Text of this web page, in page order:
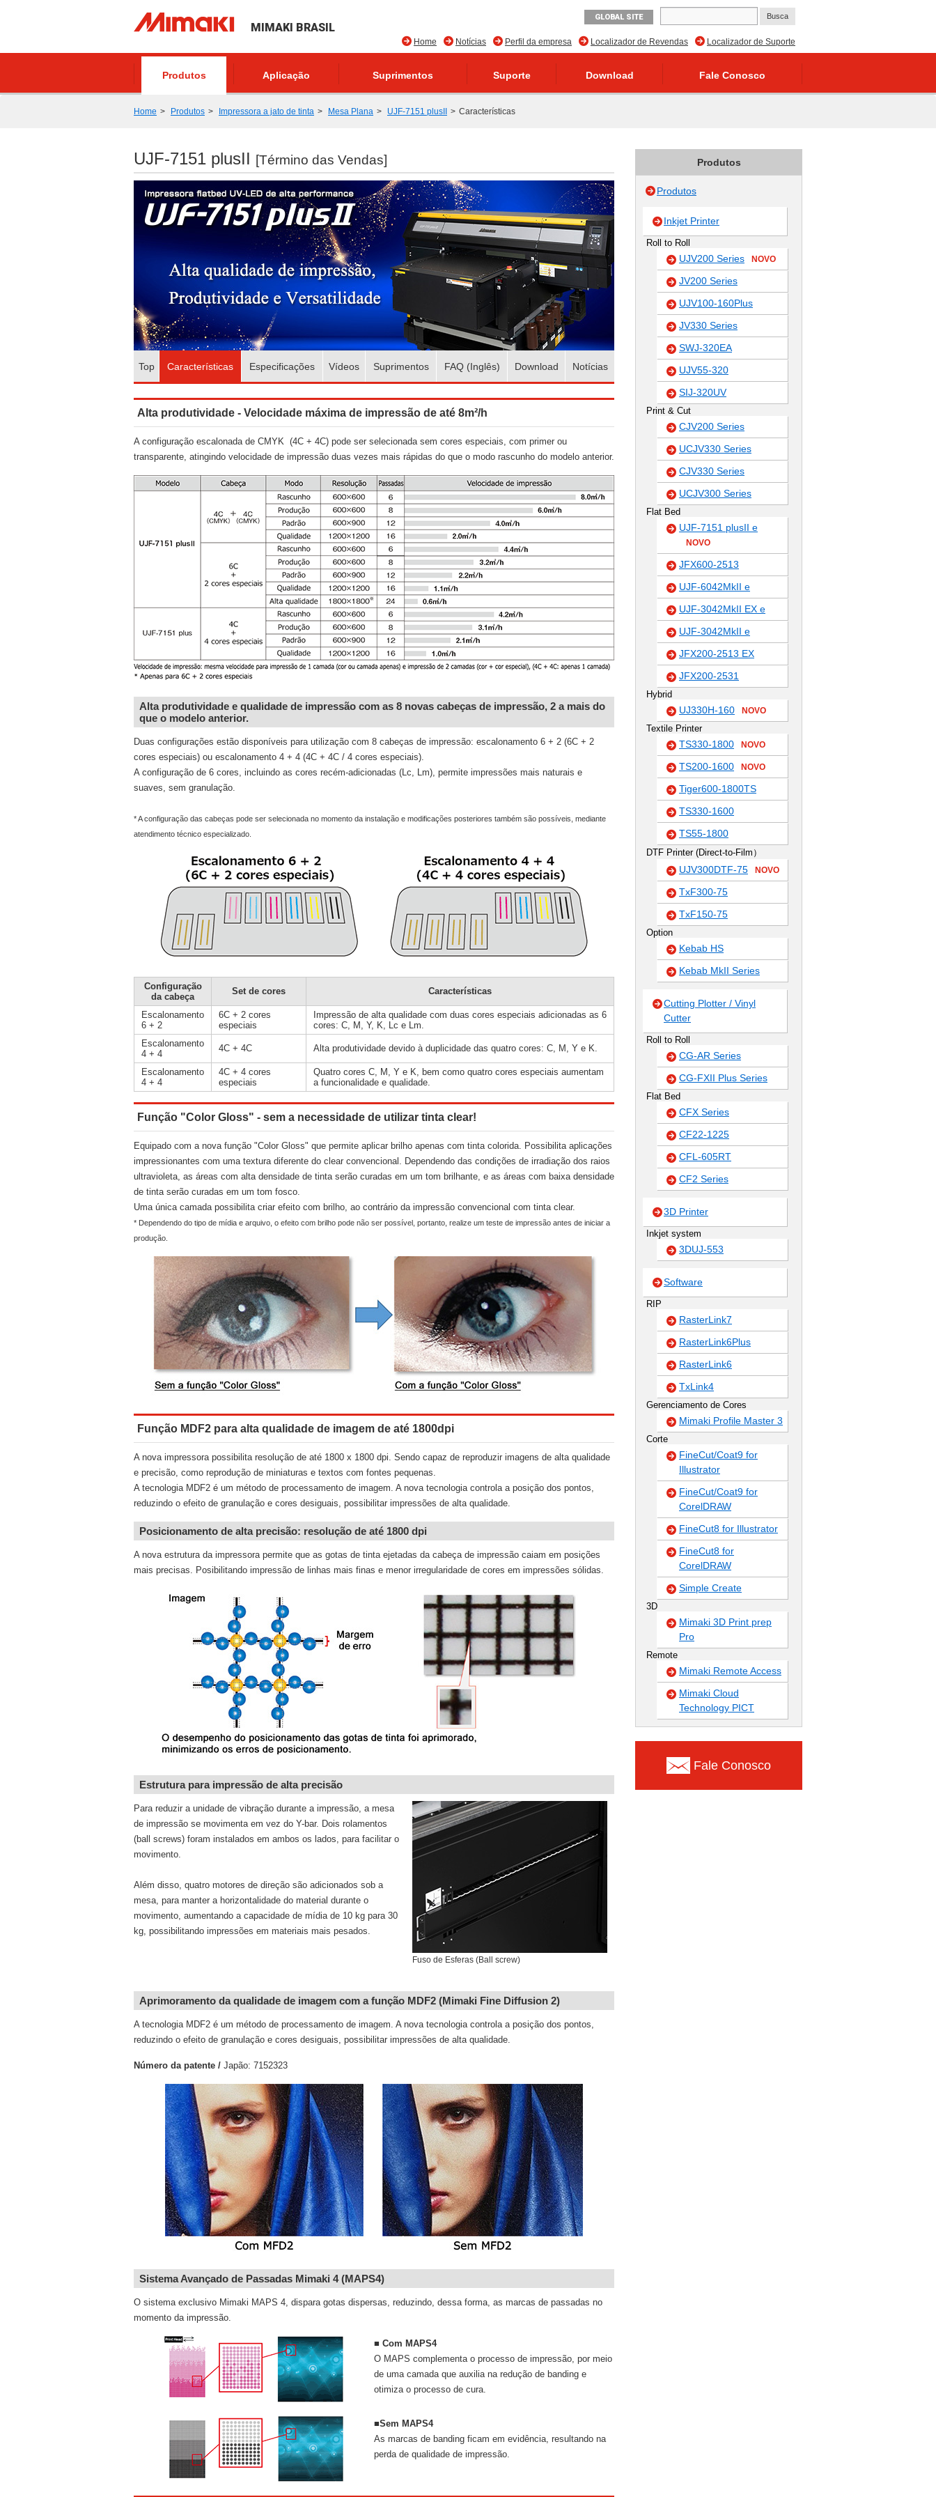
MIMAKI BRASIL
GLOBAL SITE
Localizador de Suporte
Localizador de Revendas
Perfil da empresa
Notícias
Home
Produtos Aplicação Suprimentos Suporte Download Fale Conosco
Home Produtos Impressora a jato de tinta Mesa Plana UJF-7151 plusII Características
UJF-7151 plusII [Término das Vendas]
Top Características Especificações Vídeos Suprimentos FAQ (Inglês) Download Notícias
Alta produtividade - Velocidade máxima de impressão de até 8m²/h
A configuração escalonada de CMYK (4C + 4C) pode ser selecionada sem cores especiais, com primer ou
transparente, atingindo velocidade de impressão duas vezes mais rápidas do que o modo rascunho do modelo anterior.
Alta produtividade e qualidade de impressão com as 8 novas cabeças de impressão, 2 a mais do
que o modelo anterior.
Duas configurações estão disponíveis para utilização com 8 cabeças de impressão: escalonamento 6 + 2 (6C + 2
cores especiais) ou escalonamento 4 + 4 (4C + 4C / 4 cores especiais).
A configuração de 6 cores, incluindo as cores recém-adicionadas (Lc, Lm), permite impressões mais naturais e
suaves, sem granulação.
* A configuração das cabeças pode ser selecionada no momento da instalação e modificações posteriores também são possíveis, mediante
atendimento técnico especializado.
Configuração
da cabeça
Set de cores Características
Escalonamento
6 + 2
6C + 2 cores
especiais
Impressão de alta qualidade com duas cores especiais adicionadas as 6
cores: C, M, Y, K, Lc e Lm.
Escalonamento
4 + 4
4C + 4C Alta produtividade devido à duplicidade das quatro cores: C, M, Y e K.
Escalonamento
4 + 4
4C + 4 cores
especiais
Quatro cores C, M, Y e K, bem como quatro cores especiais aumentam
a funcionalidade e qualidade.
Função "Color Gloss" - sem a necessidade de utilizar tinta clear!
Equipado com a nova função "Color Gloss" que permite aplicar brilho apenas com tinta colorida. Possibilita aplicações
impressionantes com uma textura diferente do clear convencional. Dependendo das condições de irradiação dos raios
ultravioleta, as áreas com alta densidade de tinta serão curadas em um tom brilhante, e as áreas com baixa densidade
de tinta serão curadas em um tom fosco.
Uma única camada possibilita criar efeito com brilho, ao contrário da impressão convencional com tinta clear.
* Dependendo do tipo de mídia e arquivo, o efeito com brilho pode não ser possível, portanto, realize um teste de impressão antes de iniciar a
produção.
Função MDF2 para alta qualidade de imagem de até 1800dpi
A nova impressora possibilita resolução de até 1800 x 1800 dpi. Sendo capaz de reproduzir imagens de alta qualidade
e precisão, como reprodução de miniaturas e textos com fontes pequenas.
A tecnologia MDF2 é um método de processamento de imagem. A nova tecnologia controla a posição dos pontos,
reduzindo o efeito de granulação e cores desiguais, possibilitar impressões de alta qualidade.
Posicionamento de alta precisão: resolução de até 1800 dpi
A nova estrutura da impressora permite que as gotas de tinta ejetadas da cabeça de impressão caiam em posições
mais precisas. Posibilitando impressão de linhas mais finas e menor irregularidade de cores em impressões sólidas.
Estrutura para impressão de alta precisão
Fuso de Esferas (Ball screw)
Para reduzir a unidade de vibração durante a impressão, a mesa
de impressão se movimenta em vez do Y-bar. Dois rolamentos
(ball screws) foram instalados em ambos os lados, para facilitar o
movimento.
Além disso, quatro motores de direção são adicionados sob a
mesa, para manter a horizontalidade do material durante o
movimento, aumentando a capacidade de mídia de 10 kg para 30
kg, possibilitando impressões em materiais mais pesados.
Aprimoramento da qualidade de imagem com a função MDF2 (Mimaki Fine Diffusion 2)
A tecnologia MDF2 é um método de processamento de imagem. A nova tecnologia controla a posição dos pontos,
reduzindo o efeito de granulação e cores desiguais, possibilitar impressões de alta qualidade.
Número da patente / Japão: 7152323
Sistema Avançado de Passadas Mimaki 4 (MAPS4)
O sistema exclusivo Mimaki MAPS 4, dispara gotas dispersas, reduzindo, dessa forma, as marcas de passadas no
momento da impressão.
■ Com MAPS4
O MAPS complementa o processo de impressão, por meio
de uma camada que auxilia na redução de banding e
otimiza o processo de cura.
■Sem MAPS4
As marcas de banding ficam em evidência, resultando na
perda de qualidade de impressão.
Produtos
Produtos
Inkjet Printer
Roll to Roll
UJV200 Series NOVO
JV200 Series
UJV100-160Plus
JV330 Series
SWJ-320EA
UJV55-320
SIJ-320UV
Print & Cut
CJV200 Series
UCJV330 Series
CJV330 Series
UCJV300 Series
Flat Bed
UJF-7151 plusII e
NOVO
JFX600-2513
UJF-6042MkII e
UJF-3042MkII EX e
UJF-3042MkII e
JFX200-2513 EX
JFX200-2531
Hybrid
UJ330H-160 NOVO
Textile Printer
TS330-1800 NOVO
TS200-1600 NOVO
Tiger600-1800TS
TS330-1600
TS55-1800
DTF Printer (Direct-to-Film）
UJV300DTF-75 NOVO
TxF300-75
TxF150-75
Option
Kebab HS
Kebab MkII Series
Cutting Plotter / Vinyl
Cutter
Roll to Roll
CG-AR Series
CG-FXII Plus Series
Flat Bed
CFX Series
CF22-1225
CFL-605RT
CF2 Series
3D Printer
Inkjet system
3DUJ-553
Software
RIP
RasterLink7
RasterLink6Plus
RasterLink6
TxLink4
Gerenciamento de Cores
Mimaki Profile Master 3
Corte
FineCut/Coat9 for
Illustrator
FineCut/Coat9 for
CorelDRAW
FineCut8 for Illustrator
FineCut8 for
CorelDRAW
Simple Create
3D
Mimaki 3D Print prep
Pro
Remote
Mimaki Remote Access
Mimaki Cloud
Technology PICT
Fale Conosco